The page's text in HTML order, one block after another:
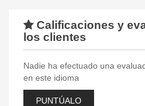
Calificaciones y
los clientes
Nadie ha efectuado una
en este idioma
PUNTÚALO